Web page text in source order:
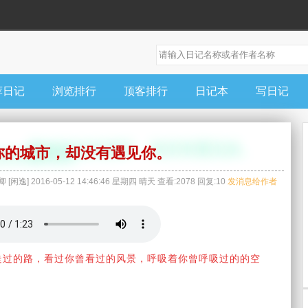
日记 浏览排行 顶客排行 日记本 写日记
城市，却没有遇见你。
[闲逸] 2016-05-12 14:46:46 星期四 晴天 查看:2078 回复:10 发消息给作者
的路，看过你曾看过的风景，呼吸着你曾呼吸过的的空